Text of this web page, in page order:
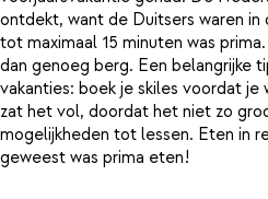
ontdekt, want de Duitsers waren
tot maximaal 15 minuten was
dan genoeg berg. Een belangrijke
vakanties: boek je skiles voordat
zat het vol, doordat het niet zo
mogelijkheden tot lessen. Eten in